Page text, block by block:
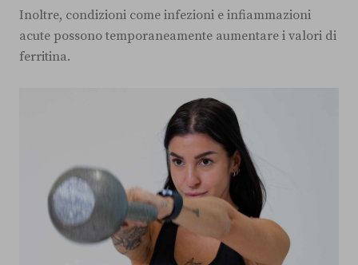
Inoltre, condizioni come infezioni e infiammazioni
acute possono temporaneamente aumentare i valori di
ferritina.